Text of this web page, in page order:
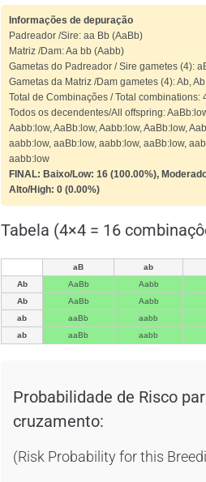
Informações de depuração
Padreador /Sire: aa Bb (AaBb)
Matriz /Dam: Aa bb (Aabb)
Gametas do Padreador / Sire gametes (4):
Gametas da Matriz /Dam gametes (4): Ab,
Total de Combinações / Total combinations:
Todos os decendentes/All offspring:
Aabb:low, AaBb:low, Aabb:low, AaBb:low,
aabb:low, aaBb:low, aabb:low, aaBb:low,
aabb:low
FINAL: Baixo/Low: 16 (100.00%),
Alto/High: 0 (0.00%)
Tabela (4×4 = 16
aB
ab
Ab
AaBb
Aabb
Ab
AaBb
Aabb
ab
aaBb
aabb
ab
aaBb aabb
Probabilidade de Risco
cruzamento:
(Risk Probability for this